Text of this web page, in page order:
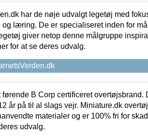
har de nøje udvalgt legetøj med
og læring. De er specialiseret inden for
giver netop denne målgruppe
for at se deres udvalg.
førende B Corp certificeret overtøjsbrand.
år på til al slags vejr. Miniature.dk
materialer og er 100% fri for
udvalg.